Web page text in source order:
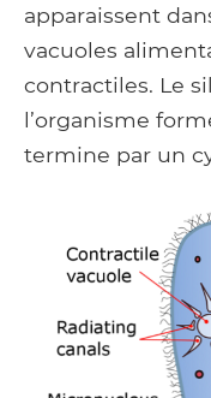
apparaissent
vacuoles
contractiles. Le
l’organisme
termine par un